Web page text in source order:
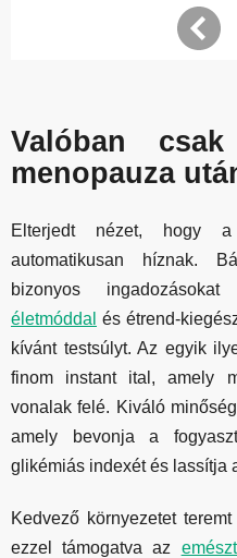
Valóban
menopauza
Elterjedt nézet, hogy
automatikusan híznak.
bizonyos
életmóddal és étrend-
kívánt testsúlyt. Az egyik
finom instant ital, amely
vonalak felé. Kiváló
amely bevonja a
glikémiás indexét és lassítja
Kedvező környezetet
ezzel támogatva az